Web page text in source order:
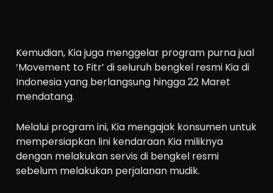
Kemudian, Kia juga menggelar program purna jual
‘Movement to Fitr’ di seluruh bengkel resmi Kia di
Indonesia yang berlangsung hingga 22 Maret
mendatang.
Melalui program ini, Kia mengajak konsumen untuk
mempersiapkan lini kendaraan Kia miliknya
dengan melakukan servis di bengkel resmi
sebelum melakukan perjalanan mudik.